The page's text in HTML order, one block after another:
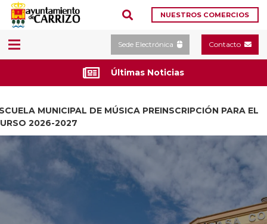
NUESTROS COMERCIOS
Sede Electrónica Contacto
Últimas Noticias
MUNICIPAL DE MÚSICA PREINSCRIPCIÓN PARA EL
2026-2027